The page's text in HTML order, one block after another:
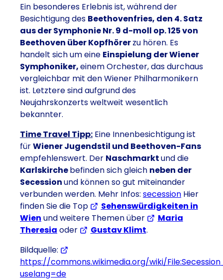
Ein besonderes Erlebnis ist, während der
Besichtigung des Beethovenfries, den 4. Satz
aus der Symphonie Nr. 9 d-moll op. 125 von
Beethoven über Kopfhörerzu hören. Es
handelt sich um eine Einspielung der Wiener
Symphoniker,einem Orchester, das durchaus
vergleichbar mit den Wiener Philharmonikern
ist. Letztere sind aufgrund des
Neujahrskonzerts weltweit wesentlich
bekannter.
Time Travel Tipp: Eine Innenbesichtigung ist
fürWiener Jugendstil und Beethoven-Fans
empfehlenswert. Der Naschmarktund die
Karlskirchebefinden sich gleich neben der
Secessionund können so gut miteinander
verbunden werden. Mehr Infos: secession Hier
finden Sie die Top
Sehenswürdigkeiten in
Wien und weitere Themen über
Maria
Theresia oder Gustav Klimt.
Bildquelle:
https://commons.wikimedia.org/wiki/
uselang=de